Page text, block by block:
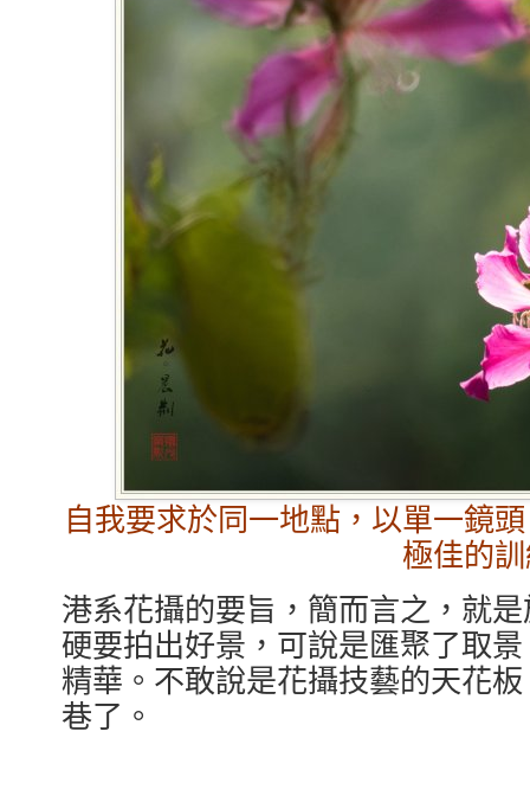
自我要求於同一地點，以單一鏡
極佳的
港系花攝的要旨，簡而言之，就
硬要拍出好景，可說是匯聚了取
精華。不敢說是花攝技藝的天花
巷了。